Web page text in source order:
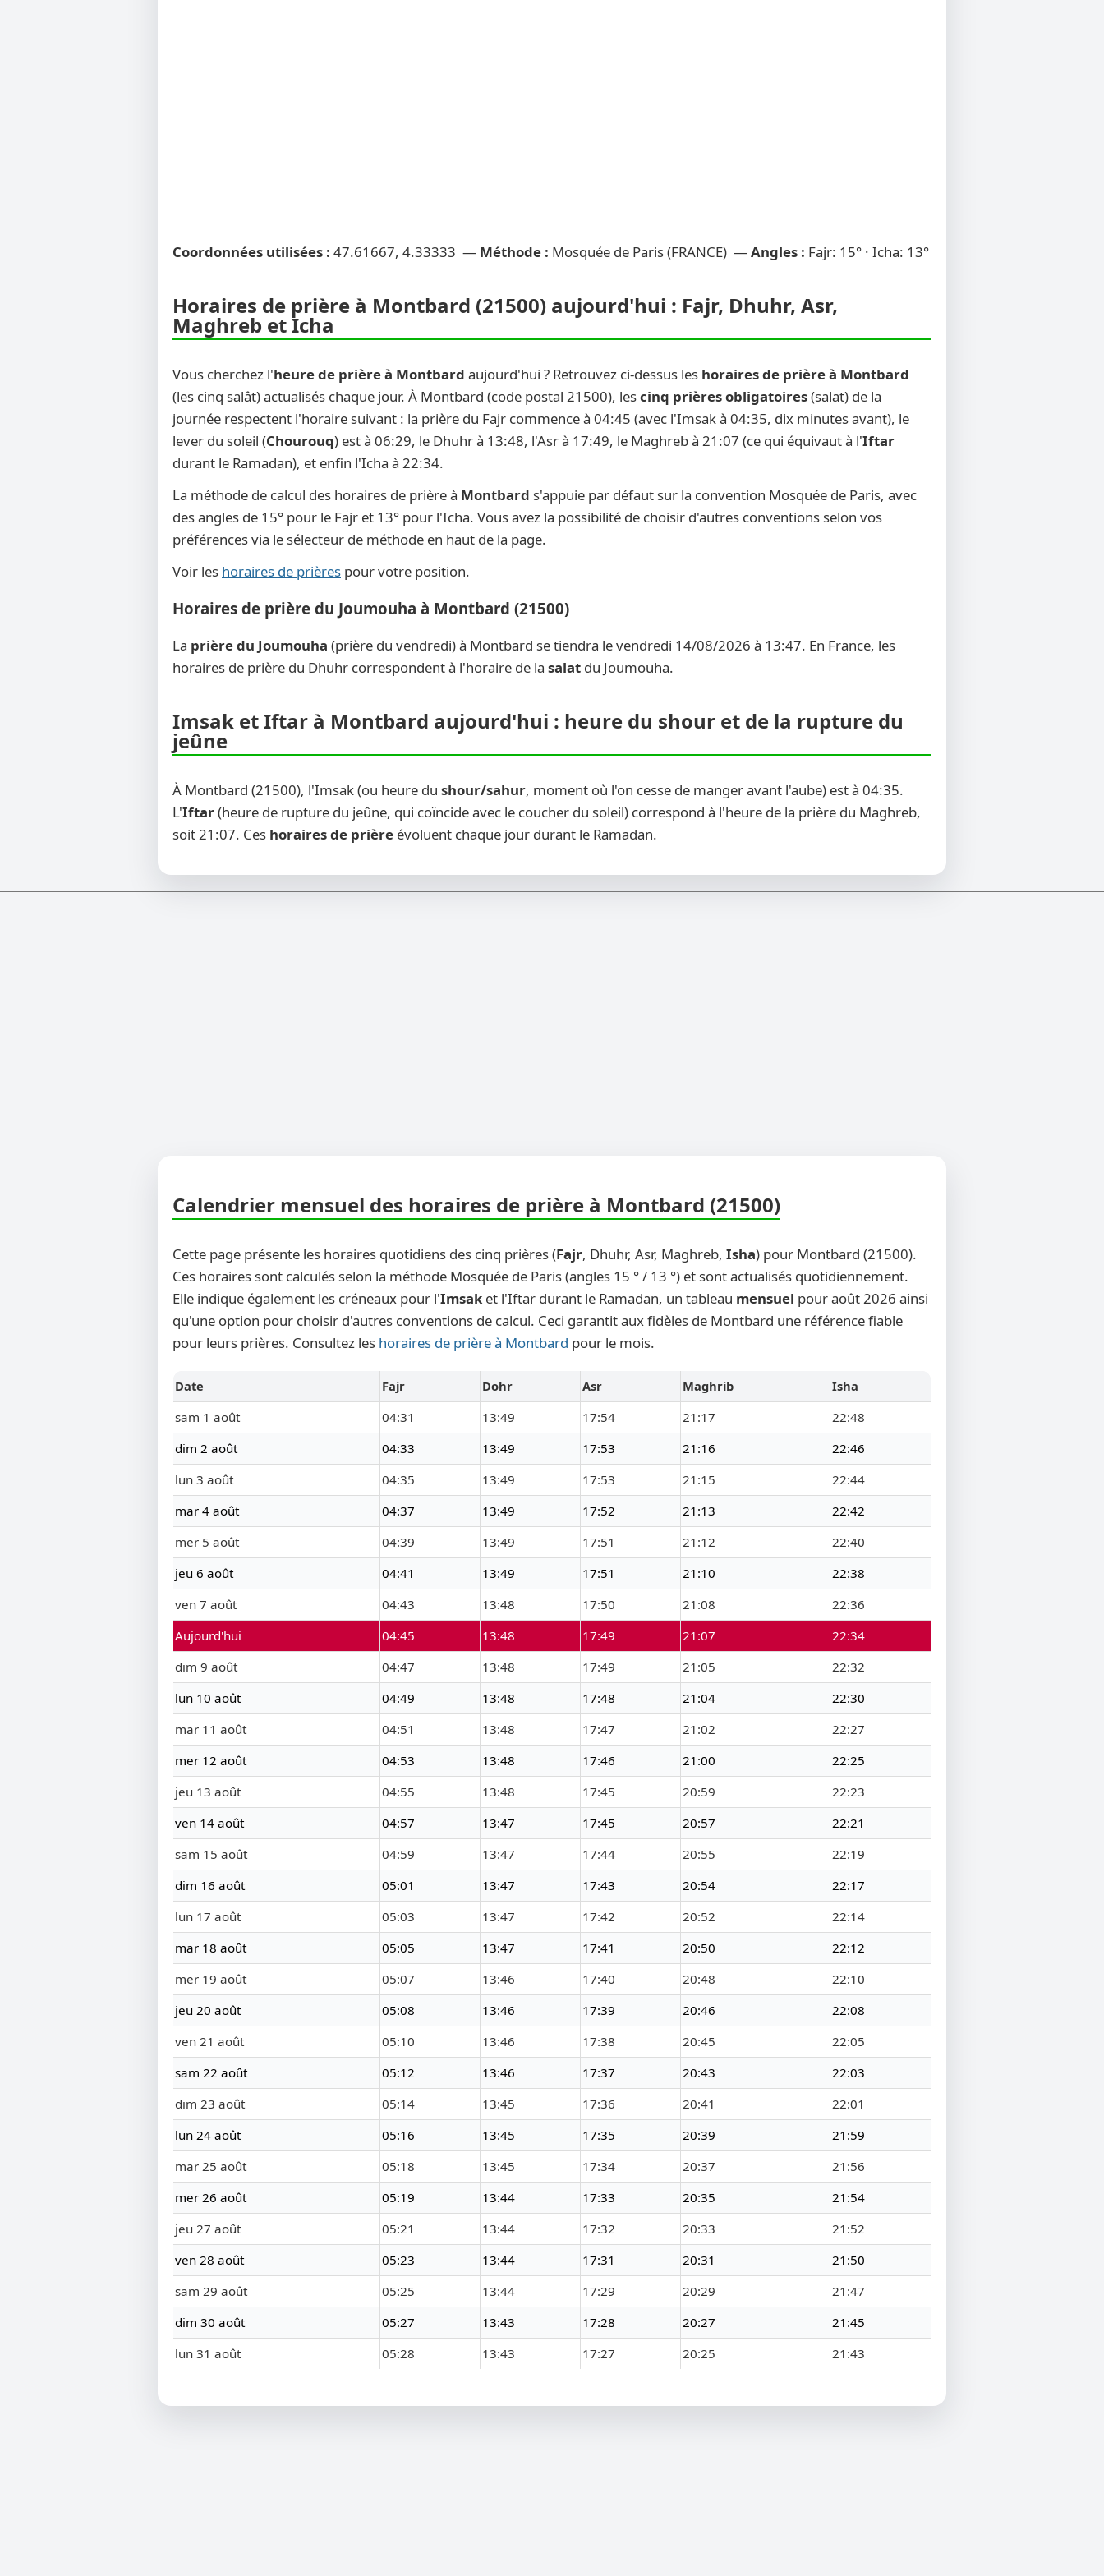
Coordonnées utilisées : 47.61667, 4.33333 — Méthode : Mosquée de Paris (FRANCE) — Angles : Fajr: 15° · Icha: 13°
Horaires de prière à Montbard (21500) aujourd'hui : Fajr, Dhuhr, Asr,
Maghreb et Icha
Vous cherchez l'heure de prière à Montbard aujourd'hui ? Retrouvez ci-dessus les horaires de prière à Montbard
(les cinq salât) actualisés chaque jour. À Montbard (code postal 21500), lescinq prières obligatoires(salat) de la
journée respectent l'horaire suivant : la prière du Fajr commence à 04:45 (avec l'Imsak à 04:35, dix minutes avant), le
lever du soleil (Chourouq) est à 06:29, le Dhuhr à 13:48, l'Asr à 17:49, le Maghreb à 21:07 (ce qui équivaut à l'Iftar
durant le Ramadan), et enfin l'Icha à 22:34.
La méthode de calcul des horaires de prière à Montbard s'appuie par défaut sur la convention Mosquée de Paris, avec
des angles de 15° pour le Fajr et 13° pour l'Icha. Vous avez la possibilité de choisir d'autres conventions selon vos
préférences via le sélecteur de méthode en haut de la page.
Voir les horaires de prières pour votre position.
Horaires de prière du Joumouha à Montbard (21500)
La prière du Joumouha (prière du vendredi) à Montbard se tiendra le vendredi 14/08/2026 à 13:47. En France, les
horaires de prière du Dhuhr correspondent à l'horaire de la salat du Joumouha.
Imsak et Iftar à Montbard aujourd'hui : heure du shour et de la rupture du
jeûne
À Montbard (21500), l'Imsak (ou heure du shour/sahur, moment où l'on cesse de manger avant l'aube) est à 04:35.
L'Iftar(heure de rupture du jeûne, qui coïncide avec le coucher du soleil) correspond à l'heure de la prière du Maghreb,
soit 21:07. Ces horaires de prière évoluent chaque jour durant le Ramadan.
Calendrier mensuel des horaires de prière à Montbard (21500)
Cette page présente les horaires quotidiens des cinq prières (Fajr, Dhuhr, Asr, Maghreb, Isha) pour Montbard (21500).
Ces horaires sont calculés selon la méthode Mosquée de Paris (angles 15 ° / 13 °) et sont actualisés quotidiennement.
Elle indique également les créneaux pour l'Imsak et l'Iftar durant le Ramadan, un tableau mensuel pour août 2026 ainsi
qu'une option pour choisir d'autres conventions de calcul. Ceci garantit aux fidèles de Montbard une référence fiable
pour leurs prières. Consultez les horaires de prière à Montbard pour le mois.
Date Fajr Dohr Asr Maghrib
Isha
sam 1 août
04:31 13:49 17:54 21:17
22:48
dim 2 août
04:33 13:49 17:53 21:16
22:46
lun 3 août
04:35 13:49 17:53 21:15
22:44
mar 4 août
04:37 13:49 17:52 21:13
22:42
mer 5 août
04:39 13:49 17:51 21:12
22:40
jeu 6 août
04:41 13:49 17:51 21:10
22:38
ven 7 août
04:43 13:48 17:50 21:08
22:36
Aujourd'hui
04:45 13:48 17:49 21:07
22:34
dim 9 août
04:47 13:48 17:49 21:05
22:32
lun 10 août
04:49 13:48 17:48 21:04
22:30
mar 11 août
04:51 13:48 17:47 21:02
22:27
mer 12 août
04:53 13:48 17:46 21:00
22:25
jeu 13 août
04:55 13:48 17:45 20:59
22:23
ven 14 août
04:57 13:47 17:45 20:57
22:21
sam 15 août
04:59 13:47 17:44 20:55
22:19
dim 16 août
05:01 13:47 17:43 20:54
22:17
lun 17 août
05:03 13:47 17:42 20:52
22:14
mar 18 août
05:05 13:47 17:41 20:50
22:12
mer 19 août
05:07 13:46 17:40 20:48
22:10
jeu 20 août
05:08 13:46 17:39 20:46
22:08
ven 21 août
05:10 13:46 17:38 20:45
22:05
sam 22 août
05:12 13:46 17:37 20:43
22:03
dim 23 août
05:14 13:45 17:36 20:41
22:01
lun 24 août
05:16 13:45 17:35 20:39
21:59
mar 25 août
05:18 13:45 17:34 20:37
21:56
mer 26 août
05:19 13:44 17:33 20:35
21:54
jeu 27 août
05:21 13:44 17:32 20:33
21:52
ven 28 août
05:23 13:44 17:31 20:31
21:50
sam 29 août
05:25 13:44 17:29 20:29
21:47
dim 30 août
05:27 13:43 17:28 20:27
21:45
lun 31 août
05:28 13:43 17:27 20:25 21:43